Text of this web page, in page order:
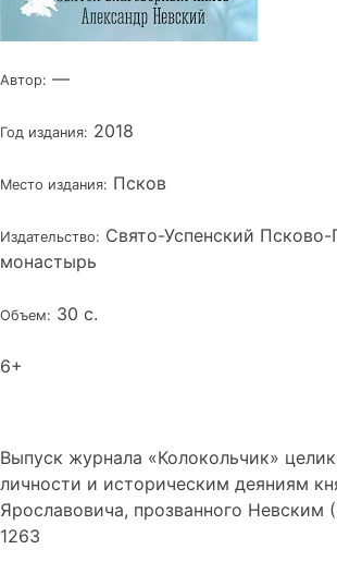
Автор: —
Год издания: 2018
Место издания: Псков
Издательство: Свято-Успенский
монастырь
Объем: 30 с.
6+
Выпуск журнала «Колокольчик»
личности и историческим деяниям
Ярославовича, прозванного Невским
1263